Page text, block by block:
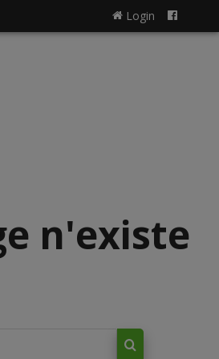
Login
n'existe